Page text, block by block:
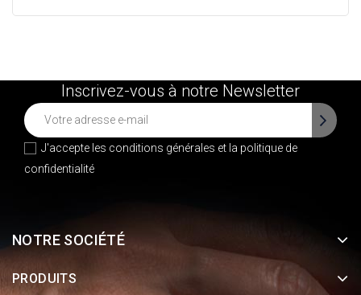
Inscrivez-vous à notre Newsletter
J'accepte les conditions générales et la politique de
confidentialité
NOTRE SOCIÉTÉ
PRODUITS